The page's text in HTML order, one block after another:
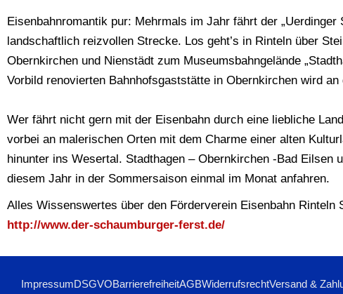
Eisenbahnromantik pur: Mehrmals im Jahr fährt der „Uerdinger
landschaftlich reizvollen Strecke. Los geht’s in Rinteln über
Obernkirchen und Nienstädt zum Museumsbahngelände
Vorbild renovierten Bahnhofsgaststätte in Obernkirchen wird
Wer fährt nicht gern mit der Eisenbahn durch eine liebliche
vorbei an malerischen Orten mit dem Charme einer alten
hinunter ins Wesertal. Stadthagen – Obernkirchen -Bad Eilsen
diesem Jahr in der Sommersaison einmal im Monat anfahren.
Alles Wissenswertes über den Förderverein Eisenbahn Rinteln
http://www.der-schaumburger-ferst.de/
ImpressumDSGVOBarrierefreiheitAGBWiderrufsrechtVersand &